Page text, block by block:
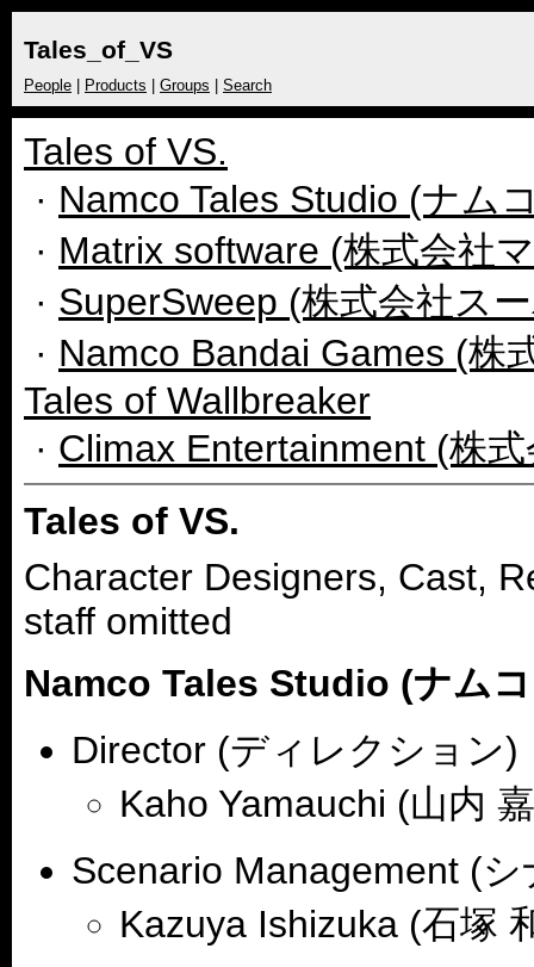
Tales_of_VS
People Products Groups Search
Tales of VS.
· Namco Tales Studio (ナム
· Matrix software (株式会社
· SuperSweep (株式会社ス
· Namco Bandai Games (株
Tales of Wallbreaker
· Climax Entertainment (株
Tales of VS.
Character Designers, Cast,
staff omitted
Namco Tales Studio (ナム
Director (ディレクション)
Kaho Yamauchi (山内
Scenario Management (
Kazuya Ishizuka (石塚